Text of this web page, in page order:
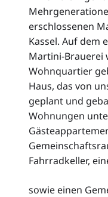
erschlossenen
Kassel. Auf dem
Martini-Brauerei
Wohnquartier
Haus, das von
geplant und
Wohnungen
Fahrradkeller,
sowie einen